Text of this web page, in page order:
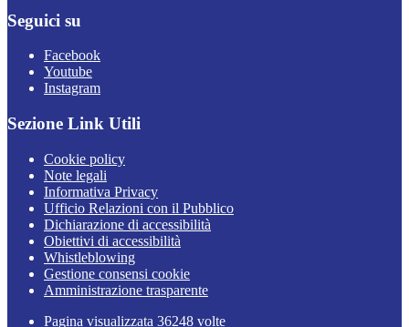
Seguici su
Facebook
Youtube
Instagram
Sezione Link Utili
Cookie policy
Note legali
Informativa Privacy
Ufficio Relazioni con il Pubblico
Dichiarazione di accessibilità
Obiettivi di accessibilità
Whistleblowing
Gestione consensi cookie
Amministrazione trasparente
Pagina visualizzata 36248 volte